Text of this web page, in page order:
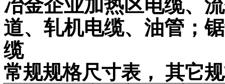
冶金企业加热区电缆、
道、轧机电缆、油管；
缆
常规规格尺寸表， 其它